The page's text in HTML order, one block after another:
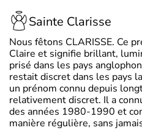
Sainte Clarisse
Nous fêtons CLARISSE. Ce
Claire et signifie brillant,
prisé dans les pays
restait discret dans les pays
un prénom connu depuis
relativement discret. Il a
des années 1980-1990 et
manière régulière, sans